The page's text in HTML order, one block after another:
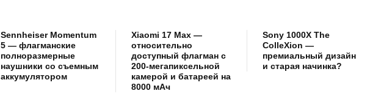
Sennheiser Momentum
5 — флагманские
полноразмерные
наушники со съемным
аккумулятором
Xiaomi 17 Max —
относительно
доступный флагман с
200-мегапиксельной
камерой и батареей на
8000 мАч
Sony 1000X The
ColleXion —
премиальный дизайн
и старая начинка?